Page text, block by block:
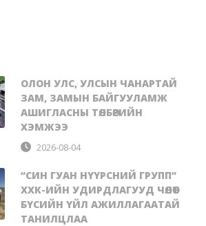
ОЛОН УЛС, УЛСЫН ЧАНАРТАЙ
ЗАМ, ЗАМЫН БАЙГУУЛАМЖ
АШИГЛАСНЫ ТӨЛБӨРИЙН
ХЭМЖЭЭ
2026-08-04
“СИН ГУАН НҮҮРСНИЙ ГРУПП”
ХХК-ИЙН УДИРДЛАГУУД ЧӨЛӨӨТ
БҮСИЙН ҮЙЛ АЖИЛЛАГААТАЙ
ТАНИЛЦЛАА